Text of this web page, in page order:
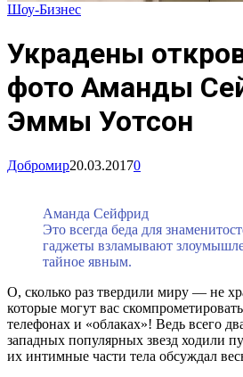
Шоу-Бизнес
Украдены
фото Аманды
Эммы Уотсон
Добромир20.03.20170
Аманда Сейфрид
Это всегда беда для
гаджеты взламывают
тайное явным.
О, сколько раз твердили миру — не
которые могут вас
телефонах и «облаках»! Ведь всего
западных популярных звезд ходили
их интимные части тела обсуждал